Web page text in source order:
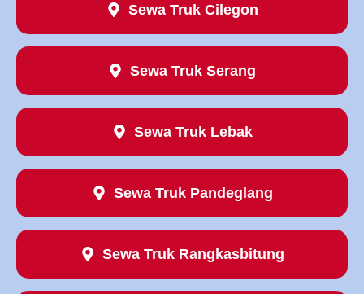
Sewa Truk Cilegon
Sewa Truk Serang
Sewa Truk Lebak
Sewa Truk Pandeglang
Sewa Truk Rangkasbitung